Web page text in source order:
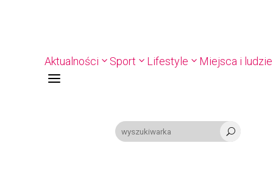
Aktualności Sport Lifestyle Miejsca i ludzie
a
U